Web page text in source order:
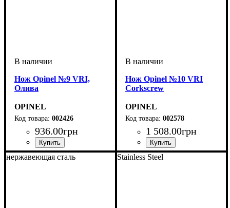
Нож Opinel №9 VRI,
Олива
OPINEL
002426
936.00грн
Нож Opinel №10 VRI
Corkscrew
OPINEL
002578
1 508.00грн
нержавеющая сталь Stainless Steel